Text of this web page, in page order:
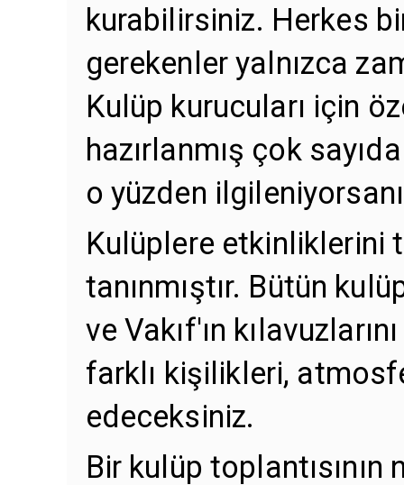
kurabilirsiniz. Herkes
gerekenler yalnızca
Kulüp kurucuları için
hazırlanmış çok
o yüzden
Kulüplere etkinliklerini
tanınmıştır. Bütün
ve Vakıf'ın
farklı kişilikleri,
edeceksiniz.
Bir kulüp